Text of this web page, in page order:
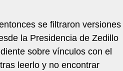
se filtraron versiones
la Presidencia de Zedillo
sobre vínculos con el
leerlo y no encontrar